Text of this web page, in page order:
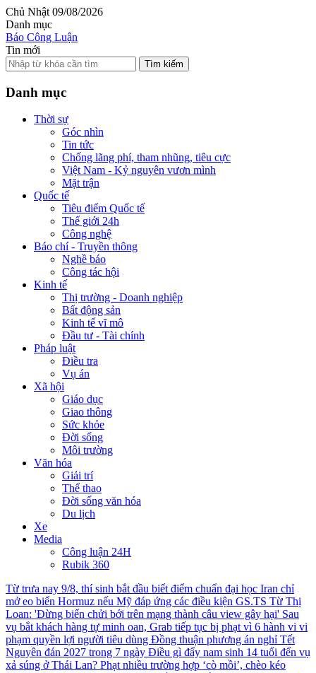
Chủ Nhật 09/08/2026
Danh mục
Báo Công Luận
Tin mới
Tìm kiếm
Danh mục
Thời sự
Góc nhìn
Tin tức
Chống lãng phí, tham nhũng, tiêu cực
Việt Nam - Kỷ nguyên vươn mình
Mặt trận
Quốc tế
Tiêu điểm Quốc tế
Thế giới 24h
Công nghệ
Báo chí - Truyền thông
Nghề báo
Công tác hội
Kinh tế
Thị trường - Doanh nghiệp
Bất động sản
Kinh tế vĩ mô
Đầu tư - Tài chính
Pháp luật
Điều tra
Vụ án
Xã hội
Giáo dục
Giao thông
Sức khỏe
Đời sống
Môi trường
Văn hóa
Giải trí
Thể thao
Đời sống văn hóa
Du lịch
Xe
Media
Công luận 24H
Rubik 360
Từ trưa nay 9/8, thí sinh bắt đầu biết điểm chuẩn đại học Iran chỉ
mở eo biển Hormuz nếu Mỹ đáp ứng các điều kiện GS.TS Từ Thị
Loan: 'Đừng biến chửi bới trên mạng thành câu view gây hại' Sau
vụ bắt khách hàng tự minh oan, Grab tiếp tục bị phạt vì 6 hành vi vi
phạm quyền lợi người tiêu dùng Đồng thuận phương án nghỉ Tết
Nguyên đán 2027 trong 7 ngày Điều gì đẩy nam sinh 14 tuổi đến vụ
xả súng ở Thái Lan? Phạt nhiều trường hợp ‘cò mồi’, chèo kéo